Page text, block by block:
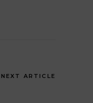
NEXT ARTICLE